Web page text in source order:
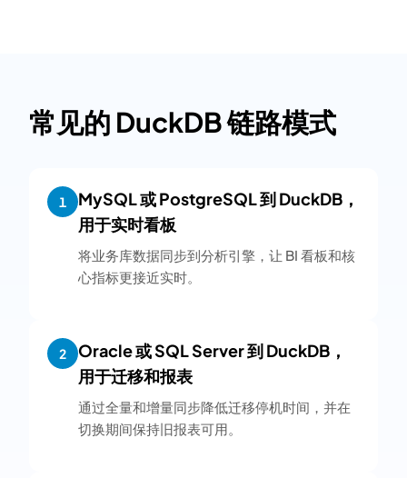
常见的 DuckDB 链路模式
1
MySQL 或 PostgreSQL 到 DuckDB，
用于实时看板
将业务库数据同步到分析引擎，让 BI 看板和核
心指标更接近实时。
2
Oracle 或 SQL Server 到 DuckDB，
用于迁移和报表
通过全量和增量同步降低迁移停机时间，并在
切换期间保持旧报表可用。